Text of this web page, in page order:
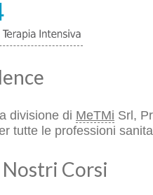
divisione di MeTMi Srl,
tutte le professioni
Corsi